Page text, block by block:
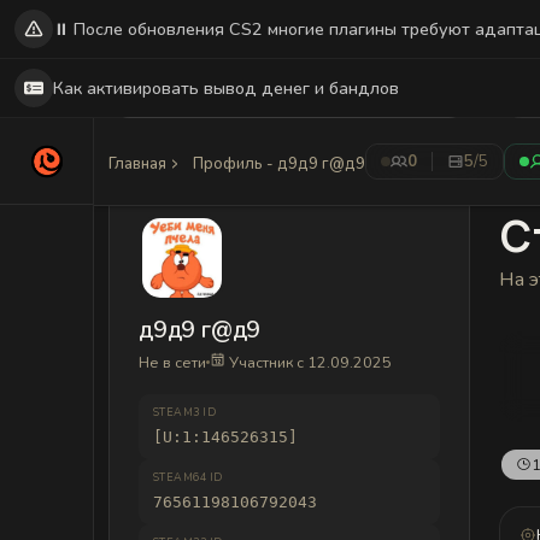
Главная Профиль - д9д9 г@д9 0 5/5
д9д9 г@д9
Не в сети Участник с 12.09.2025
STEAM3 ID
[U:1:146526315]
STEAM64 ID
76561198106792043
На
⏸️ После обновления CS2 многие плагины требуют
Как активировать вывод денег и бандлов